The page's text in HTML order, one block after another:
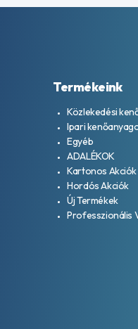
Termékeink
Közlekedési
Ipari
Egyéb
ADALÉKOK
Kartonos Akciók
Hordós Akciók
Új Termékek
Professzionális